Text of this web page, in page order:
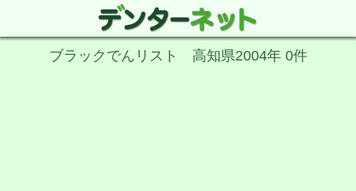
ブラックでんリスト 高知県2004年 0件